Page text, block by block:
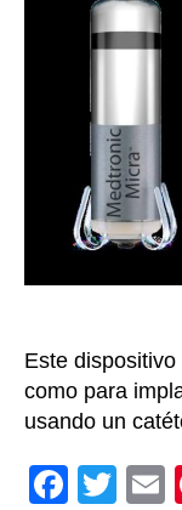
Este
como para
usando un
F
T